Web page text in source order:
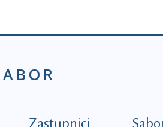
Zastupnici